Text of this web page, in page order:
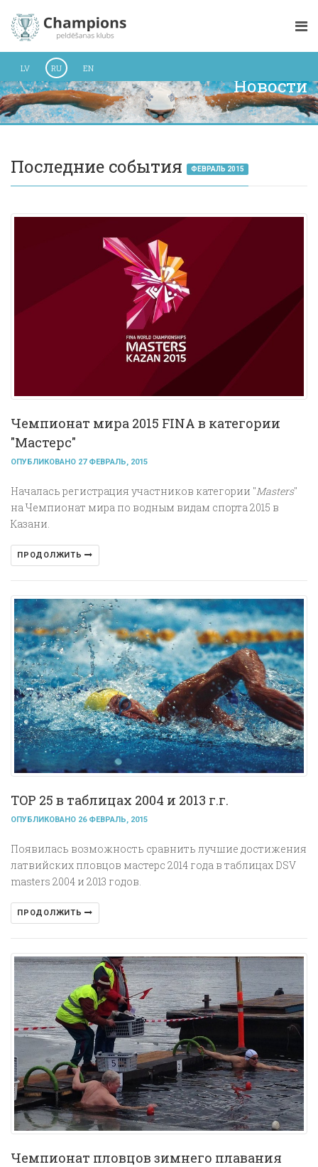
LV RU EN
Новости
Последние события ФЕВРАЛЬ 2015
Чемпионат мира 2015 FINA в категории
"Мастерс"
ОПУБЛИКОВАНО 27 ФЕВРАЛЬ, 2015
Началась регистрация участников категории "Masters"
на Чемпионат мира по водным видам спорта 2015 в
Казани.
ПРОДОЛЖИТЬ
TOP 25 в таблицах 2004 и 2013 г.г.
ОПУБЛИКОВАНО 26 ФЕВРАЛЬ, 2015
Появилась возможность сравнить лучшие достижения
латвийских пловцов мастерс 2014 года в таблицах DSV
masters 2004 и 2013 годов.
ПРОДОЛЖИТЬ
Чемпионат пловцов зимнего плавания